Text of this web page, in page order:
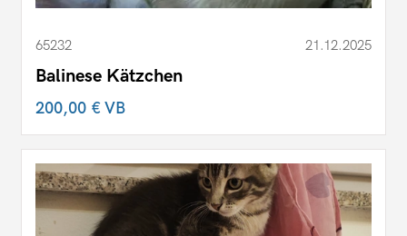
65232 21.12.2025
Balinese Kätzchen
200,00 €VB